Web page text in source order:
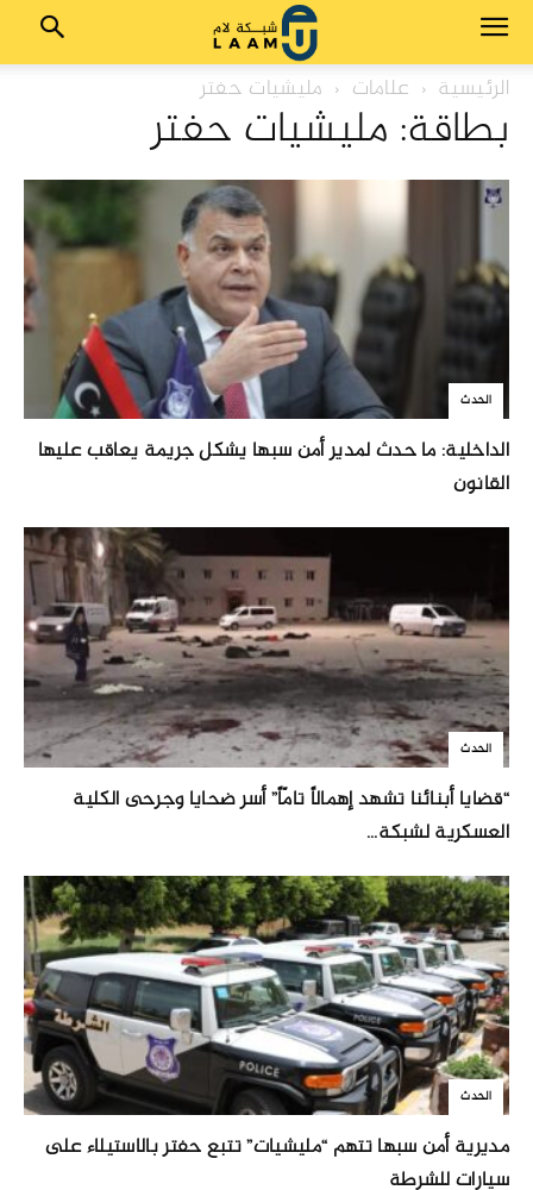
الرئيسية علامات مليشيات حفتر
بطاقة: مليشيات حفتر
الحدث
الداخلية: ما حدث لمدير أمن سبها يشكل جريمة يعاقب عليها
القانون
الحدث
“قضايا أبنائنا تشهد إهمالاً تامّاً” أسر ضحايا وجرحى الكلية
العسكرية لشبكة...
الحدث
مديرية أمن سبها تتهم “مليشيات” تتبع حفتر بالاستيلاء على
سيارات للشرطة